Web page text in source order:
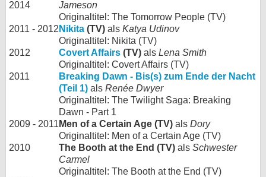
2014
Jameson
Originaltitel: The Tomorrow People (TV)
2011 - 2012 Nikita (TV) als Katya Udinov
Originaltitel: Nikita (TV)
2012
Covert Affairs (TV) als Lena Smith
Originaltitel: Covert Affairs (TV)
2011
Breaking Dawn - Bis(s) zum Ende der Nacht
(Teil 1) als Renée Dwyer
Originaltitel: The Twilight Saga: Breaking
Dawn - Part 1
2009 - 2011 Men of a Certain Age (TV) als Dory
Originaltitel: Men of a Certain Age (TV)
2010
The Booth at the End (TV) als Schwester
Carmel
Originaltitel: The Booth at the End (TV)